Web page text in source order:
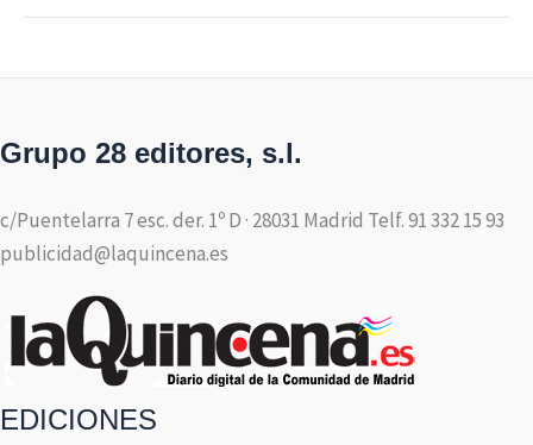
Grupo 28 editores, s.l.
c/Puentelarra 7 esc. der. 1º D · 28031 Madrid Telf. 91 332 15 93
publicidad@laquincena.es
EDICIONES